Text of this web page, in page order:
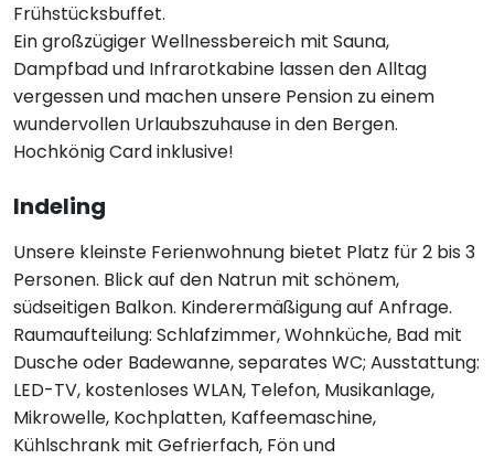
Frühstücksbuffet.
Ein großzügiger Wellnessbereich mit Sauna,
Dampfbad und Infrarotkabine lassen den Alltag
vergessen und machen unsere Pension zu einem
wundervollen Urlaubszuhause in den Bergen.
Hochkönig Card inklusive!
Indeling
Unsere kleinste Ferienwohnung bietet Platz für 2 bis 3
Personen. Blick auf den Natrun mit schönem,
südseitigen Balkon. Kinderermäßigung auf Anfrage.
Raumaufteilung: Schlafzimmer, Wohnküche, Bad mit
Dusche oder Badewanne, separates WC; Ausstattung:
LED-TV, kostenloses WLAN, Telefon, Musikanlage,
Mikrowelle, Kochplatten, Kaffeemaschine,
Kühlschrank mit Gefrierfach, Fön und